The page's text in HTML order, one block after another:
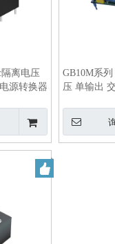
离电压
源转换器
GB10M系
压 单输出